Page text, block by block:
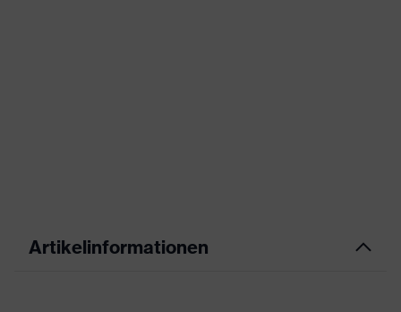
Artikelinformationen